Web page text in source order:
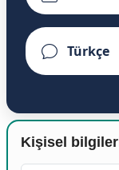
Kişisel